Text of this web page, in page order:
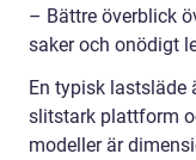
– Bättre överblick
saker och onödigt
En typisk lastsläde
slitstark plattform
modeller är